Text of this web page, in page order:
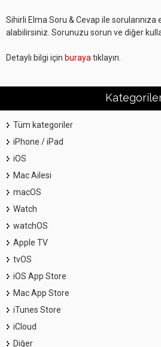
Sihirli Elma Soru & Cevap ile sorularınıza
alabilirsiniz. Sorunuzu sorun ve diğer
Detaylı bilgi için buraya tıklayın.
Tüm kategoriler
iPhone / iPad
iOS
Mac Ailesi
macOS
Watch
watchOS
Apple TV
tvOS
iOS App Store
Mac App Store
iTunes Store
iCloud
Diğer